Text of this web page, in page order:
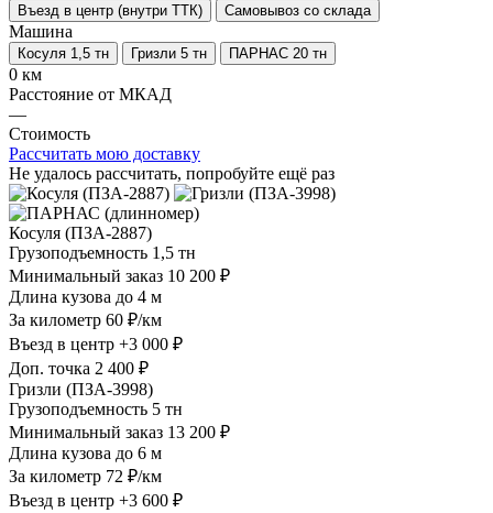
Въезд в центр (внутри ТТК) Самовывоз со склада
Машина
Косуля 1,5 тн Гризли 5 тн ПАРНАС 20 тн
0 км
Расстояние от МКАД
—
Стоимость
Рассчитать мою доставку
Не удалось рассчитать, попробуйте ещё раз
Косуля (ПЗА-2887)
Грузоподъемность 1,5 тн
Минимальный заказ 10 200 ₽
Длина кузова до 4 м
За километр 60 ₽/км
Въезд в центр +3 000 ₽
Доп. точка 2 400 ₽
Гризли (ПЗА-3998)
Грузоподъемность 5 тн
Минимальный заказ 13 200 ₽
Длина кузова до 6 м
За километр 72 ₽/км
Въезд в центр +3 600 ₽